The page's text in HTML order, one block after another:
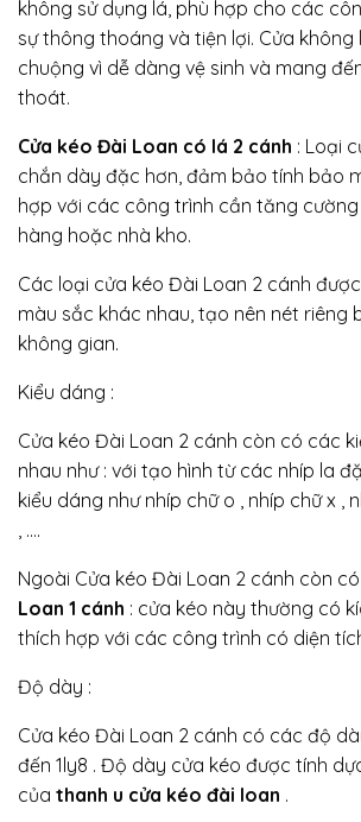
không sử dụng lá, phù hợp cho các
sự thông thoáng và tiện lợi. Cửa không
chuộng vì dễ dàng vệ sinh và mang
thoát.
Cửa kéo Đài Loan có lá 2 cánh : Loại
chắn dày đặc hơn, đảm bảo tính bảo
hợp với các công trình cần tăng cường
hàng hoặc nhà kho.
Các loại cửa kéo Đài Loan 2 cánh
màu sắc khác nhau, tạo nên nét riêng
không gian.
Kiểu dáng :
Cửa kéo Đài Loan 2 cánh còn có các
nhau như : với tạo hình từ các nhíp la
kiểu dáng như nhíp chữ o , nhíp chữ x ,
, ….
Ngoài Cửa kéo Đài Loan 2 cánh còn có
Loan 1 cánh : cửa kéo này thường có
thích hợp với các công trình có diện
Độ dày :
Cửa kéo Đài Loan 2 cánh có các độ
đến 1ly8 . Độ dày cửa kéo được tính
của thanh u cửa kéo đài loan .